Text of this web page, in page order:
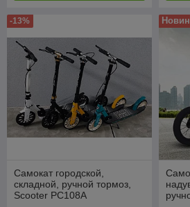
-13%
Самокат городской,
складной, ручной тормоз,
Scooter PC108A